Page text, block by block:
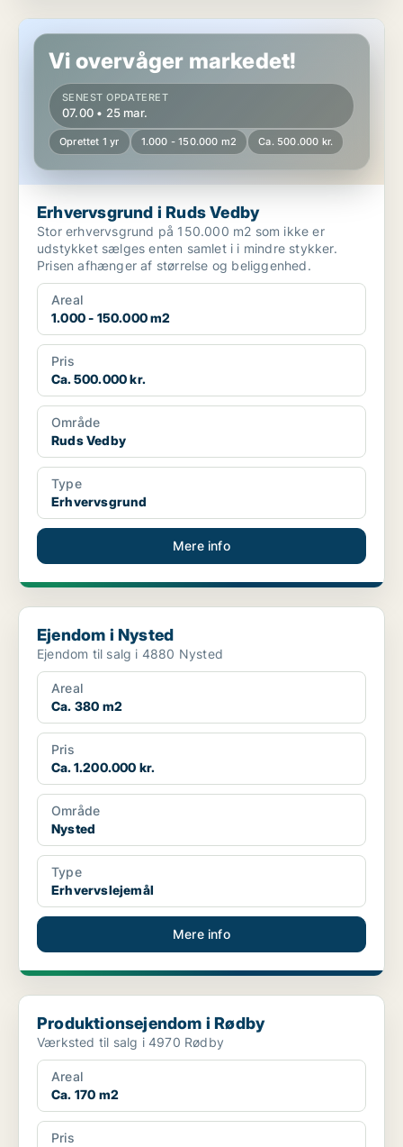
Erhvervsgrund i Ruds Vedby
Vi overvåger markedet!
SENEST OPDATERET
07.00 • 25 mar.
Oprettet 1 yr 1.000 - 150.000 m2 Ca. 500.000 kr.
Erhvervsgrund i Ruds Vedby
Stor erhvervsgrund på 150.000 m2 som ikke er
udstykket sælges enten samlet i i mindre stykker.
Prisen afhænger af størrelse og beliggenhed.
Areal
1.000 - 150.000 m2
Pris
Ca. 500.000 kr.
Område
Ruds Vedby
Type
Erhvervsgrund
Mere info
Ejendom i Nysted
Ejendom i Nysted
Ejendom til salg i 4880 Nysted
Areal
Ca. 380 m2
Pris
Ca. 1.200.000 kr.
Område
Nysted
Type
Erhvervslejemål
Mere info
Produktionsejendom i Rødby
Produktionsejendom i Rødby
Værksted til salg i 4970 Rødby
Areal
Ca. 170 m2
Pris